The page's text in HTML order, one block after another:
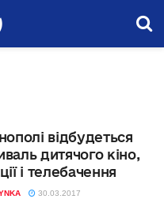
відбудеться
дитячого кіно,
і телебачення
30.03.2017